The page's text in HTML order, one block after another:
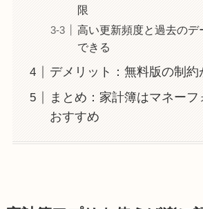
限
高い更新頻度と過去のデ
できる
デメリット：無料版の制約
まとめ：家計簿はマネー
おすすめ